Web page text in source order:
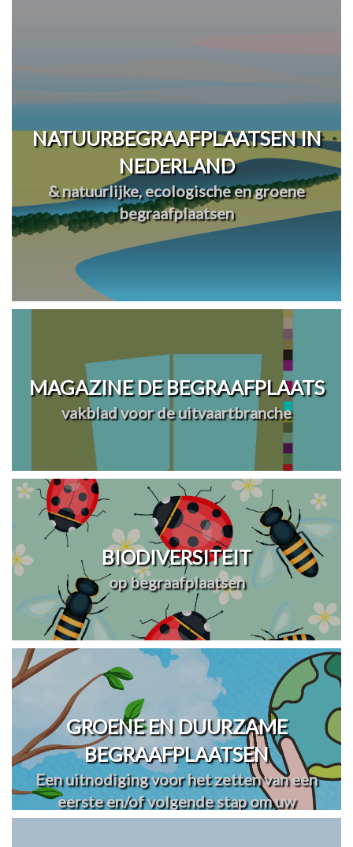
NATUURBEGRAAFPLAATSEN IN
NEDERLAND
& natuurlijke, ecologische en groene
begraafplaatsen
MAGAZINE DE BEGRAAFPLAATS
vakblad voor de uitvaartbranche
BIODIVERSITEIT
op begraafplaatsen
GROENE EN DUURZAME
BEGRAAFPLAATSEN
Een uitnodiging voor het zetten van een
eerste en/of volgende stap om uw
begraafplaats(en) te vergroenen en